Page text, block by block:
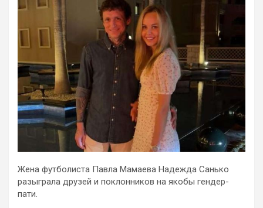
Жена футболиста Павла Мамаева Надежда Санько
разыграла друзей и поклонников на якобы гендер-
пати.